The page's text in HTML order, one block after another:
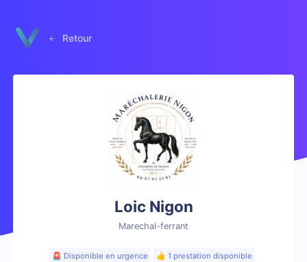
Retour
Loic Nigon
Marechal-ferrant
🚨 Disponible en urgence
👍 1 prestation disponible